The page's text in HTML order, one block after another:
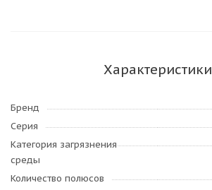
Характеристики
Бренд
Серия
Категория загрязнения
среды
Количество полюсов